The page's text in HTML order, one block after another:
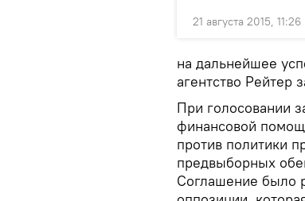
21 августа 2015, 11:26
на дальнейшее
агентство Рейтер
При голосовании
финансовой
против политики
предвыборных
Соглашение было